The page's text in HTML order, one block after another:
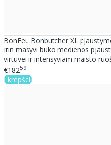
BonFeu Bonbutcher XL
Itin masyvi buko medienos
virtuvei ir intensyviam maisto
€18259
Į krepšelį